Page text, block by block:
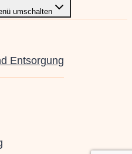
umschalten
Entsorgung